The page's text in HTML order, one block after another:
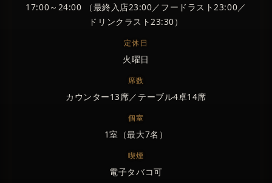
17:00～24:00 （最終入店23:00／フードラスト23:00／
ドリンクラスト23:30）
定休日
火曜日
席数
カウンター13席／テーブル4卓14席
個室
1室（最大7名）
喫煙
電子タバコ可